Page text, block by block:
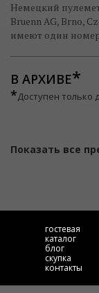
Немецкий пулемет
Bruenn AG, Brno,
имеют один
В АРХИВЕ
*Доступен только
Показать все
гостевая
каталог
блог
скупка
контакты